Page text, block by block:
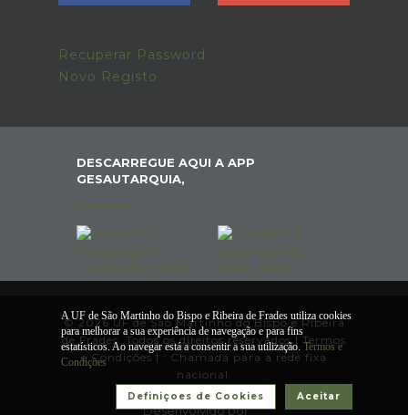
Recuperar Password
Novo Registo
DESCARREGUE AQUI A APP
GESAUTARQUIA,
© 2026 UF de São Martinho do Bispo e Ribeira
de Frades. Todos os direitos reservados | Termos
e Condições|
Chamada para a rede fixa
nacional.
Desenvolvido por:
A UF de São Martinho do Bispo e Ribeira de Frades utiliza cookies
para melhorar a sua experiência de navegação e para fins
estatísticos. Ao navegar está a consentir a sua utilização. Termos e
Condições
Aceitar
Definiçoes de Cookies